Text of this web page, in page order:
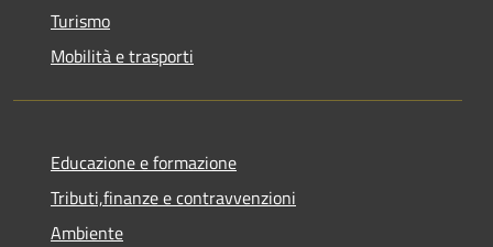
Turismo
Mobilità e trasporti
Educazione e formazione
Tributi,finanze e contravvenzioni
Ambiente